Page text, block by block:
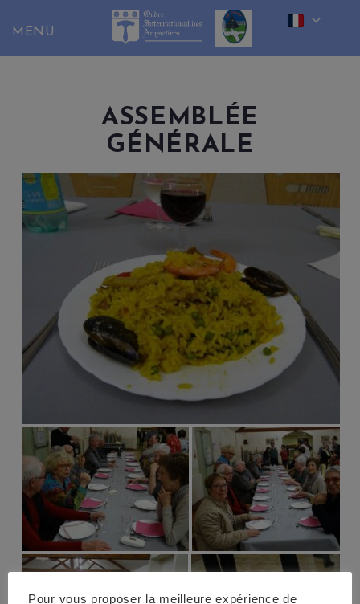
content
ASSEMBLÉE
GÉNÉRALE
Pour vous proposer la meilleure expérience de